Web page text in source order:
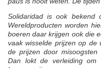
Solidaridad is ook bekend
Wereldproducten worden
boeren daar krijgen ook die
vaak wisselde prijzen op de
de prijzen door
Dan lokt de verleiding om